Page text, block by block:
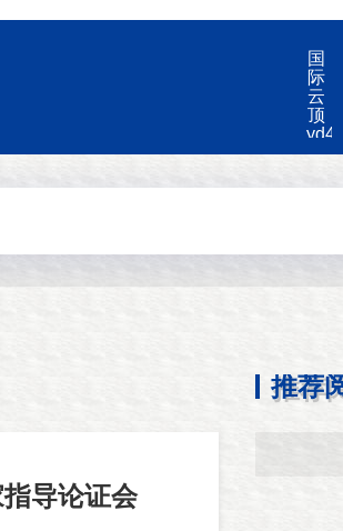
国
际
云
顶
云
国
戏
导论证会
推荐